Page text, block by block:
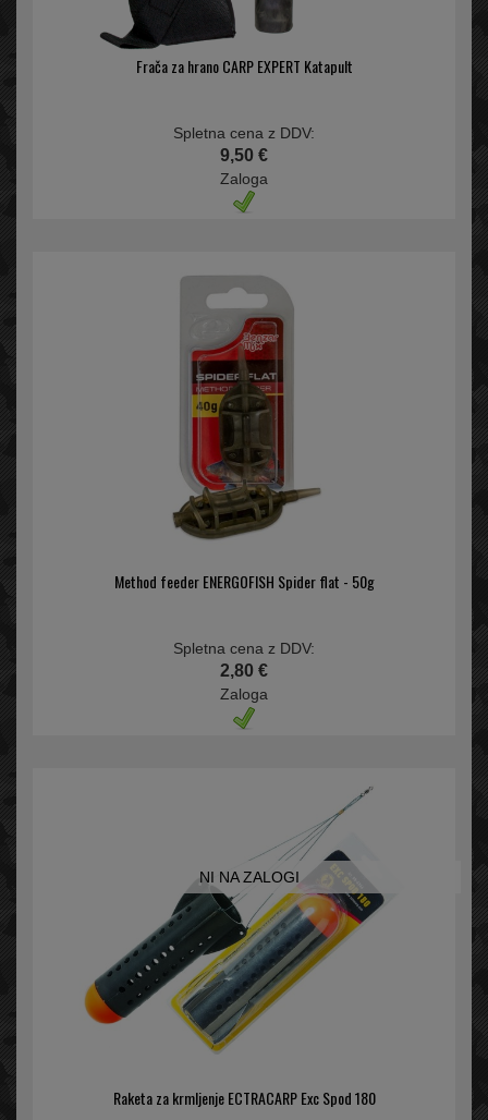
Frača za hrano CARP EXPERT Katapult
Spletna cena z DDV:
9,50 €
Zaloga
Method feeder ENERGOFISH Spider flat - 50g
Spletna cena z DDV:
2,80 €
Zaloga
NI NA ZALOGI
Raketa za krmljenje ECTRACARP Exc Spod 180